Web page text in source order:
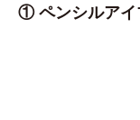
① ペンシルアイ